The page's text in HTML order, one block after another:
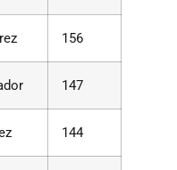
156
147
144